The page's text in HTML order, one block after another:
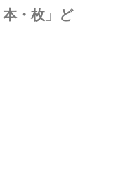
・枚」ど